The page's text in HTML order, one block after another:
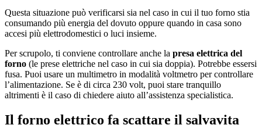
Questa situazione può verificarsi sia nel caso in cui il tuo forno stia
consumando più energia del dovuto oppure quando in casa sono
accesi più elettrodomestici o luci insieme.
Per scrupolo, ti conviene controllare anche la presa elettrica del
forno (le prese elettriche nel caso in cui sia doppia). Potrebbe essersi
fusa. Puoi usare un multimetro in modalità voltmetro per controllare
l’alimentazione. Se è di circa 230 volt, puoi stare tranquillo
altrimenti è il caso di chiedere aiuto all’assistenza specialistica.
Il forno elettrico fa scattare il salvavita